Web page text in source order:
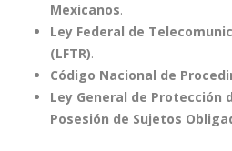
Mexicanos.
Ley Federal de
(LFTR).
Código Nacional de
Ley General de Protección
Posesión de Sujetos